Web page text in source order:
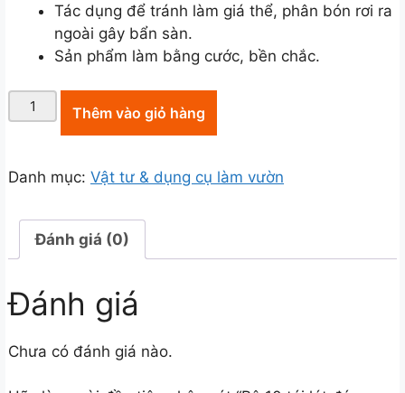
Tác dụng để tránh làm giá thể, phân bón rơi ra
ngoài gây bẩn sàn.
Sản phẩm làm bằng cước, bền chắc.
10
lót
(túi
chậu)
lượng
Thêm vào giỏ hàng
Danh mục: Vật tư & dụng cụ làm vườn
Đánh giá (0)
Đánh giá
Chưa có đánh giá nào.